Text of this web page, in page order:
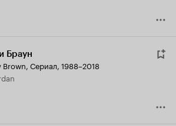
Браун
Brown, Сериал, 1988–2018